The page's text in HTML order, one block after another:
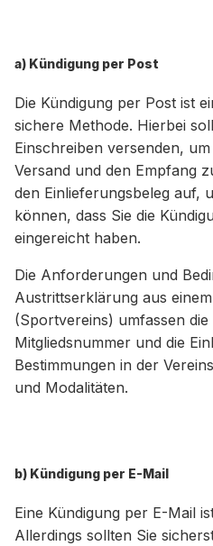
a) Kündigung per Post
Die Kündigung per Post ist
sichere Methode. Hierbei
Einschreiben versenden,
Versand und den Empfang
den Einlieferungsbeleg auf,
können, dass Sie die
eingereicht haben.
Die Anforderungen und
Austrittserklärung aus
(Sportvereins) umfassen
Mitgliedsnummer und die
Bestimmungen in der
und Modalitäten.
b) Kündigung per E-Mail
Eine Kündigung per E-Mail
Allerdings sollten Sie